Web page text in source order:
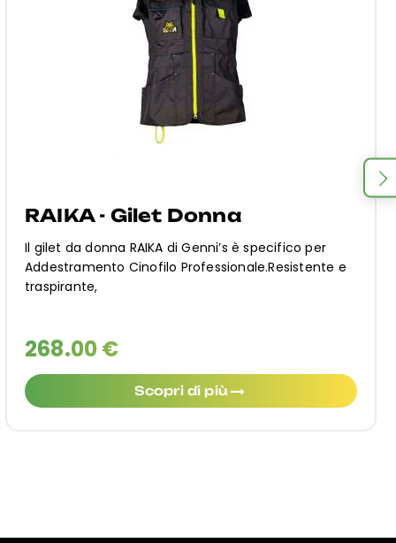
RAIKA - Gilet Donna
Il gilet da donna RAIKA di Genni’s è specifico per
Addestramento Cinofilo Professionale.Resistente e
traspirante,
268.00 €
Scopri di più